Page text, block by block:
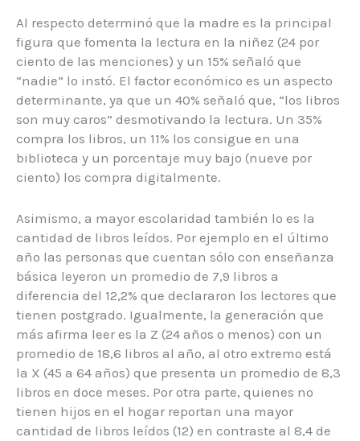
Al respecto determinó que la madre es la principal
figura que fomenta la lectura en la niñez (24 por
ciento de las menciones) y un 15% señaló que
“nadie” lo instó. El factor económico es un aspecto
determinante, ya que un 40% señaló que, “los libros
son muy caros” desmotivando la lectura. Un 35%
compra los libros, un 11% los consigue en una
biblioteca y un porcentaje muy bajo (nueve por
ciento) los compra digitalmente.
Asimismo, a mayor escolaridad también lo es la
cantidad de libros leídos. Por ejemplo en el último
año las personas que cuentan sólo con enseñanza
básica leyeron un promedio de 7,9 libros a
diferencia del 12,2% que declararon los lectores que
tienen postgrado. Igualmente, la generación que
más afirma leer es la Z (24 años o menos) con un
promedio de 18,6 libros al año, al otro extremo está
la X (45 a 64 años) que presenta un promedio de 8,3
libros en doce meses. Por otra parte, quienes no
tienen hijos en el hogar reportan una mayor
cantidad de libros leídos (12) en contraste al 8,4 de